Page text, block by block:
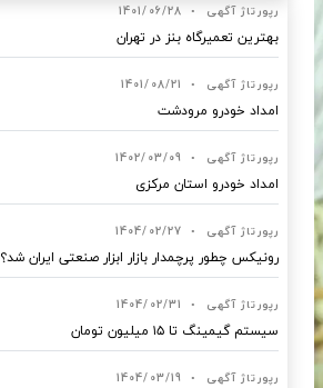
رپورتاژ آگهی •
1401/06/28
بهترین تعمیرگاه بنز در تهران
رپورتاژ آگهی •
1401/08/21
امداد خودرو مرودشت
رپورتاژ آگهی •
1402/03/09
امداد خودرو استان مرکزی
رپورتاژ آگهی •
1404/02/27
رونیکس چطور پرچمدار بازار ابزار صنعتی ایران شد؟
رپورتاژ آگهی •
1404/02/31
سیستم گیمینگ تا ۱۵ میلیون تومان
رپورتاژ آگهی •
1404/03/19